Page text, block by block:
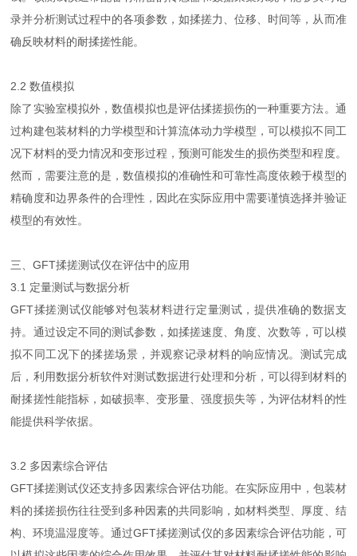
录并分析测试过程中的各项参数，如揉搓力、位移、时间等，从而准
确反映材料的耐揉搓性能。
2.2 数值模拟
除了实验室模拟外，数值模拟也是评估揉搓损伤的一种重要方法。通
过构建包装材料的力学模型和计算流体动力学模型，可以模拟不同工
况下材料的受力情况和变形过程，预测可能发生的损伤类型和程度。
然而，需要注意的是，数值模拟的准确性和可靠性高度依赖于模型的
精确度和边界条件的合理性，因此在实际应用中需要谨慎选择并验证
模型的有效性。
三、GFT揉搓测试仪在评估中的应用
3.1 定量测试与数据分析
GFT揉搓测试仪能够对包装材料进行定量测试，提供准确的数据支
持。通过设定不同的测试参数，如揉搓速度、角度、次数等，可以模
拟不同工况下的揉搓场景，并观察记录材料的响应情况。测试完成
后，利用数据分析软件对测试数据进行处理和分析，可以得到材料的
耐揉搓性能指标，如破损率、变形量、强度损失等，为评估材料的性
能提供科学依据。
3.2 多因素综合评估
GFT揉搓测试仪还支持多因素综合评估功能。在实际应用中，包装材
料的揉搓损伤往往受到多种因素的共同影响，如材料类型、厚度、结
构、环境温湿度等。通过GFT揉搓测试仪的多因素综合评估功能，可